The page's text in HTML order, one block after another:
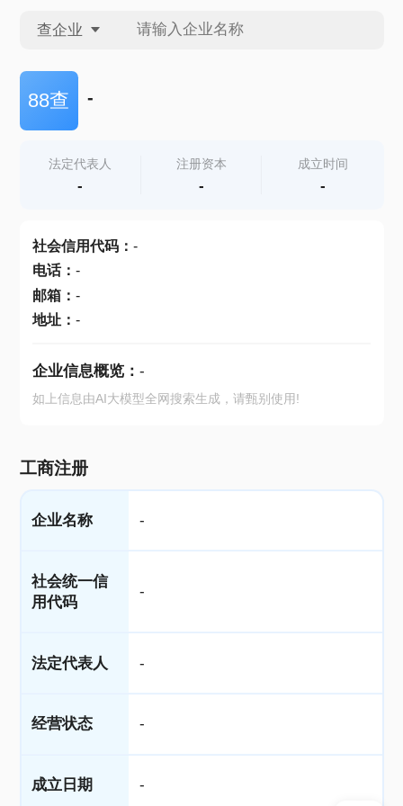
查企业
查企业
查产地
88查 -
法定代表人
-
注册资本
-
成立时间
-
社会信用代码： -
电话： -
邮箱： -
地址： -
企业信息概览： -
如上信息由AI大模型全网搜索生成，请甄别使用!
工商注册
企业名称 -
社会统一信
用代码
-
法定代表人 -
经营状态 -
成立日期 -